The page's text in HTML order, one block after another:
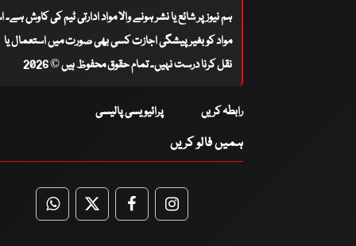
ہم نیوز پر شائع یا نشر ہونے والا مواد ادارتی ٹیم کی کاوش
مواد کو بغیر پیشگی اجازت کسی بھی صورت میں استعمال یا
نقل کرنا درست نہیں۔ تمام حقوق محفوظ ہیں © 2026
رابطہ کریں پرائیویسی پالیسی
ہمیں فالو کریں
WhatsApp
TwitterFacebookFacebook